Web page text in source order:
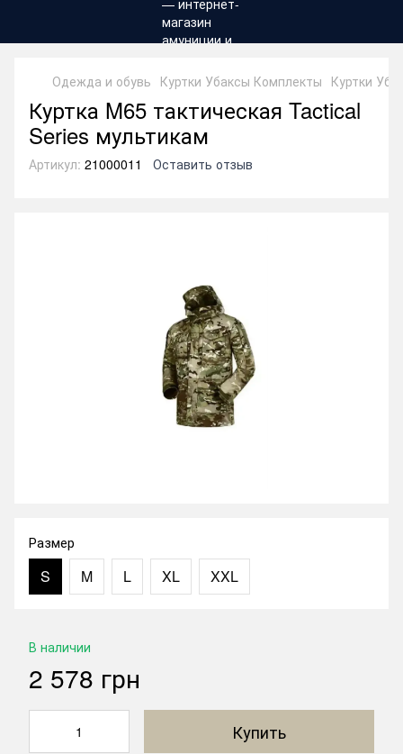
Одежда и обувь Куртки Убаксы Комплекты Куртки
Куртка M65 тактическая Tactical
Series мультикам
Артикул: 21000011 Оставить отзыв
Размер
S M L XL XXL
В наличии
2 578 грн
Купить